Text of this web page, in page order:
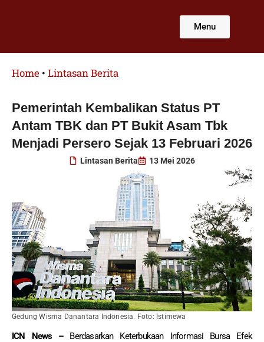
Menu
Home • Lintasan Berita
Pemerintah Kembalikan Status PT
Antam TBK dan PT Bukit Asam Tbk
Menjadi Persero Sejak 13 Februari 2026
Lintasan Berita 13 Mei 2026
Gedung Wisma Danantara Indonesia. Foto: Istimewa
ICN News – Berdasarkan Keterbukaan Informasi Bursa Efek